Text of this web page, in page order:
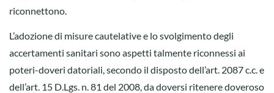
riconnettono.
L’adozione di misure cautelative e lo svolgimento degli
accertamenti sanitari sono aspetti talmente riconnessi ai
poteri-doveri datoriali, secondo il disposto dell’art. 2087 c.c. e
dell’art. 15 D.Lgs. n. 81 del 2008, da doversi ritenere doveroso